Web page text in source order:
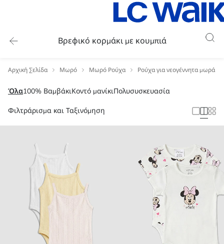
Βρεφικό κορμάκι με κουμπιά
Αρχική Σελίδα Μωρό Μωρό Ρούχα Ρούχα για νεογέννητα μωρά
Όλα100% ΒαμβάκιΚοντό μανίκιΠολυσυσκευασία
Φιλτράρισμα και Ταξινόμηση